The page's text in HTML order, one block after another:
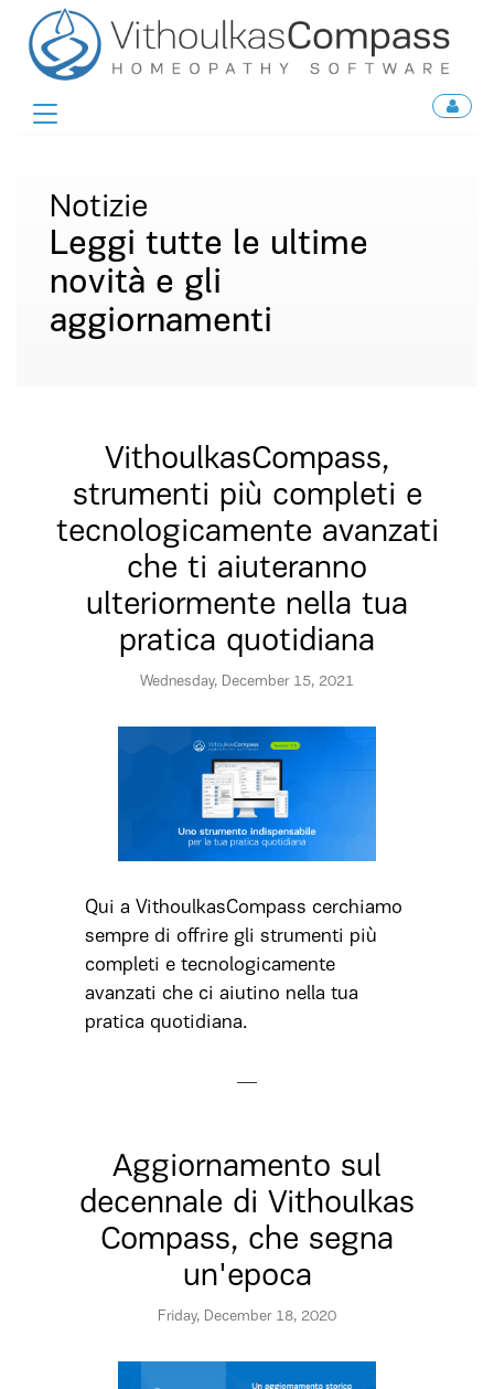
Toggle
Notizie
Leggi tutte le ultime
novità e gli
aggiornamenti
VithoulkasCompass,
strumenti più completi e
tecnologicamente avanzati
che ti aiuteranno
ulteriormente nella tua
pratica quotidiana
Wednesday, December 15, 2021
Qui a VithoulkasCompass cerchiamo
sempre di offrire gli strumenti più
completi e tecnologicamente
avanzati che ci aiutino nella tua
pratica quotidiana.
Aggiornamento sul
decennale di Vithoulkas
Compass, che segna
un'epoca
Friday, December 18, 2020